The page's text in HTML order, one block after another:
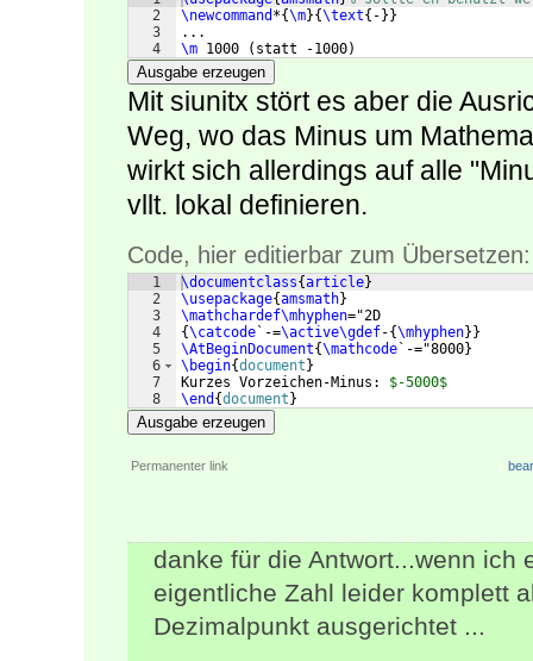
2
3
4
\newcommand *{\m}{\text{ - }}
...
\m 1000 ( statt -1000)
Ausgabe erzeugen
Mit siunitx stört es aber die
Weg, wo das Minus um
wirkt sich allerdings auf alle
vllt. lokal definieren.
Code, hier editierbar zum Übersetzen:
1
2
3
4
5
6
7
8
\documentclass{article}
\usepackage{amsmath}
\mathchardef\mhyphen="2D
{\catcode `-=\active\gdef-{\mhyphen}}
\AtBeginDocument{\mathcode `-="8000}
\begin{document }
Kurzes Vorzeichen-Minus: $-5000$
\end {document }
Ausgabe erzeugen
Permanenter link
danke für die Antwort...wenn ich
eigentliche Zahl leider komplett
Dezimalpunkt ausgerichtet ...